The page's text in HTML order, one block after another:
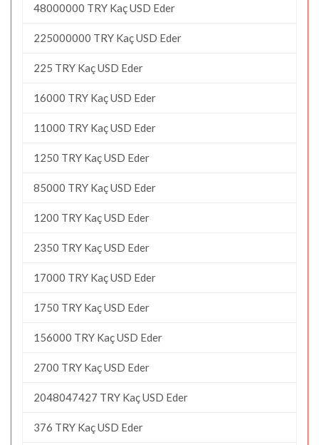
48000000 TRY Kaç USD Eder
225000000 TRY Kaç USD Eder
225 TRY Kaç USD Eder
16000 TRY Kaç USD Eder
11000 TRY Kaç USD Eder
1250 TRY Kaç USD Eder
85000 TRY Kaç USD Eder
1200 TRY Kaç USD Eder
2350 TRY Kaç USD Eder
17000 TRY Kaç USD Eder
1750 TRY Kaç USD Eder
156000 TRY Kaç USD Eder
2700 TRY Kaç USD Eder
2048047427 TRY Kaç USD Eder
376 TRY Kaç USD Eder